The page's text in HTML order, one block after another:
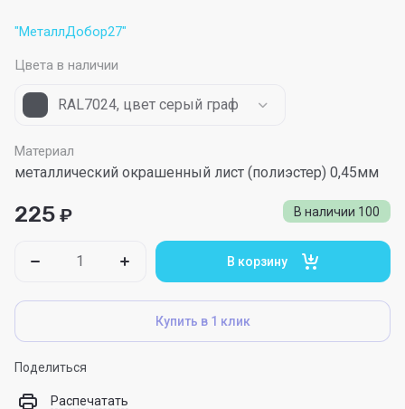
"МеталлДобор27"
Цвета в наличии
RAL7024, цвет серый графит
Материал
металлический окрашенный лист (полиэстер) 0,45мм
В наличии 100
225 ₽
В корзину
Купить в 1 клик
Поделиться
Распечатать